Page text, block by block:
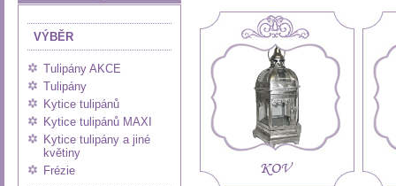
VÝBĚR
Tulipány AKCE
Tulipány
Kytice tulipánů
Kytice tulipánů MAXI
Kytice tulipány a jiné
květiny
Frézie
KOV